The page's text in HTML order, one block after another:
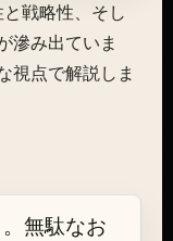
戦略性、そし
滲み出ていま
視点で解説しま
無駄なお